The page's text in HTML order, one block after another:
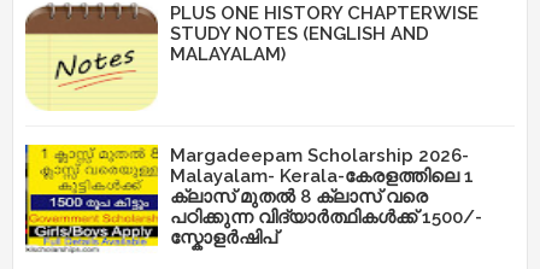
PLUS ONE HISTORY CHAPTERWISE
STUDY NOTES (ENGLISH AND
MALAYALAM)
Margadeepam Scholarship 2026-
Malayalam- Kerala-കേരളത്തിലെ 1
ക്ലാസ് മുതൽ 8 ക്ലാസ് വരെ
പഠിക്കുന്ന വിദ്യാർത്ഥികൾക്ക് 1500/-
സ്കോളർഷിപ്